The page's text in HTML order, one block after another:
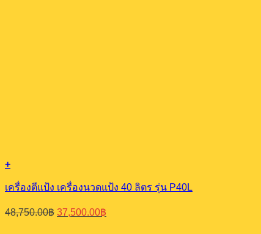
+
เครื่องตีแป้ง เครื่องนวดแป้ง 40 ลิตร รุ่น P40L
48,750.00฿ Original
price
37,500.00฿
price